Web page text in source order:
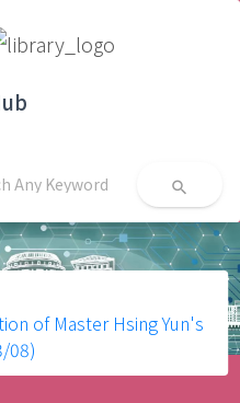
search
of Master Hsing Yun's
08)